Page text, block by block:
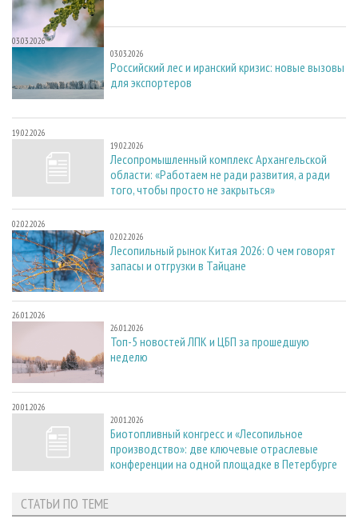
03.03.2026
03.03.2026
Российский лес и иранский кризис: новые вызовы
для экспортеров
19.02.2026
19.02.2026
Лесопромышленный комплекс Архангельской
области: «Работаем не ради развития, а ради
того, чтобы просто не закрыться»
02.02.2026
02.02.2026
Лесопильный рынок Китая 2026: О чем говорят
запасы и отгрузки в Тайцане
26.01.2026
26.01.2026
Топ-5 новостей ЛПК и ЦБП за прошедшую
неделю
20.01.2026
20.01.2026
Биотопливный конгресс и «Лесопильное
производство»: две ключевые отраслевые
конференции на одной площадке в Петербурге
СТАТЬИ ПО ТЕМЕ